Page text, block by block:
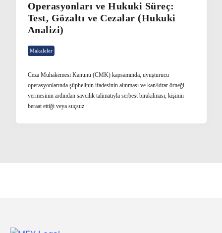
Operasyonları ve Hukuki Süreç:
Test, Gözaltı ve Cezalar (Hukuki
Analizi)
Makaleler
Ceza Muhakemesi Kanunu (CMK) kapsamında, uyuşturucu
operasyonlarında şüphelinin ifadesinin alınması ve kan/idrar örneği
vermesinin ardından savcılık talimatıyla serbest bırakılması, kişinin
beraat ettiği veya suçsuz